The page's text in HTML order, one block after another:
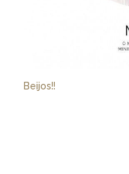
Beijos!!